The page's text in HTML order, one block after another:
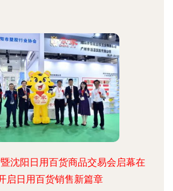
沈阳日用百货商品交易会启幕在
启日用百货销售新篇章